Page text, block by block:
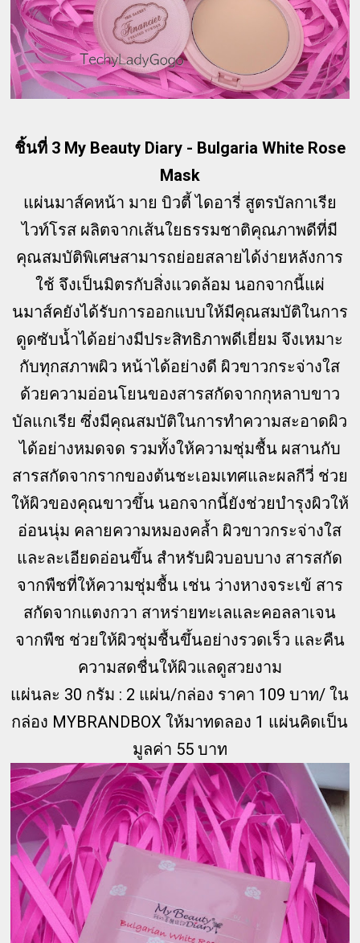
ชิ้นที่ 3 My Beauty Diary - Bulgaria White Rose
Mask
แผ่นมาส์คหน้า มาย บิวตี้ ไดอารี่ สูตรบัลกาเรีย
ไวท์โรส ผลิตจากเส้นใยธรรมชาติคุณภาพดีที่มี
คุณสมบัติพิเศษสามารถย่อยสลายได้ง่ายหลังการ
ใช้ จึงเป็นมิตรกับสิ่งแวดล้อม นอกจากนี้แผ่
นมาส์คยังได้รับการออกแบบให้มีคุณสมบัติในการ
ดูดซับน้ำได้อย่างมีประสิทธิภาพดีเยี่ยม จึงเหมาะ
กับทุกสภาพผิว หน้าได้อย่างดี ผิวขาวกระจ่างใส
ด้วยความอ่อนโยนของสารสกัดจากกุหลาบขาว
บัลแกเรีย ซึ่งมีคุณสมบัติในการทำความสะอาดผิว
ได้อย่างหมดจด รวมทั้งให้ความชุ่มชื้น ผสานกับ
สารสกัดจากรากของต้นชะเอมเทศและผลกีวี่ ช่วย
ให้ผิวของคุณขาวขึ้น นอกจากนี้ยังช่วยบำรุงผิวให้
อ่อนนุ่ม คลายความหมองคล้ำ ผิวขาวกระจ่างใส
และละเอียดอ่อนขึ้น สำหรับผิวบอบบาง สารสกัด
จากพืชที่ให้ความชุ่มชื้น เช่น ว่างหางจระเข้ สาร
สกัดจากแตงกวา สาหร่ายทะเลและคอลลาเจน
จากพืช ช่วยให้ผิวชุ่มชื้นขึ้นอย่างรวดเร็ว และคืน
ความสดชื่นให้ผิวแลดูสวยงาม
แผ่นละ 30 กรัม : 2 แผ่น/กล่อง ราคา 109 บาท/ ใน
กล่อง MYBRANDBOX ให้มาทดลอง 1 แผ่นคิดเป็น
มูลค่า 55 บาท